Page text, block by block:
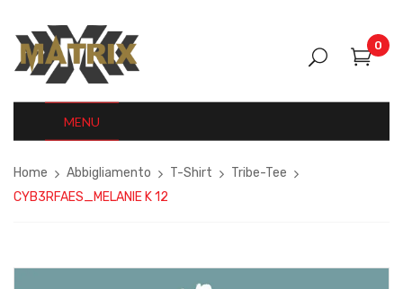
0
MENU
Home Abbigliamento T-Shirt
Tribe-Tee
CYB3RFAES_MELANIE K 12